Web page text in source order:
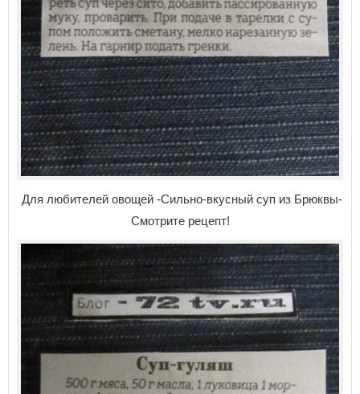
Для любителей овощей -Сильно-вкусный суп из Брюквы-
Смотрите рецепт!